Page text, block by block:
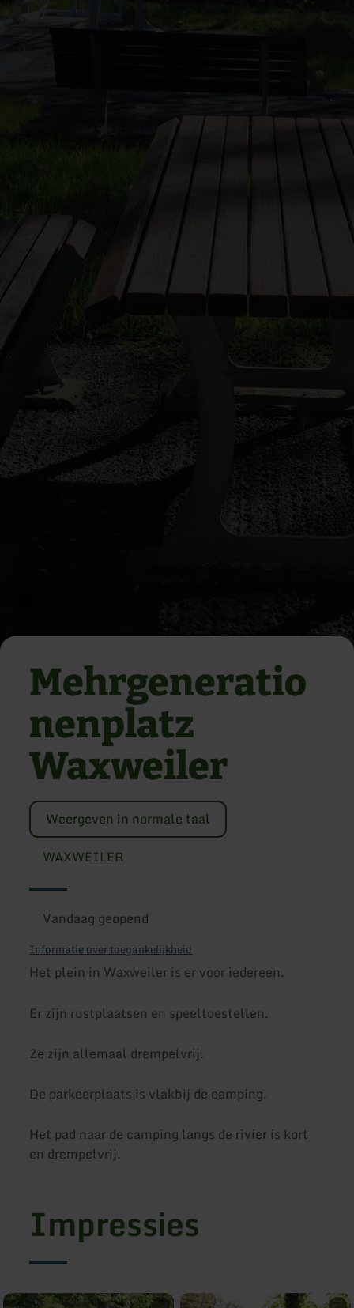
Mehrgeneratio
nenplatz
Waxweiler
Weergeven in normale taal
WAXWEILER
Vandaag geopend
Informatie over toegankelijkheid
Het plein in Waxweiler is er voor iedereen.
Er zijn rustplaatsen en speeltoestellen.
Ze zijn allemaal drempelvrij.
De parkeerplaats is vlakbij de camping.
Het pad naar de camping langs de rivier is kort
en drempelvrij.
Impressies